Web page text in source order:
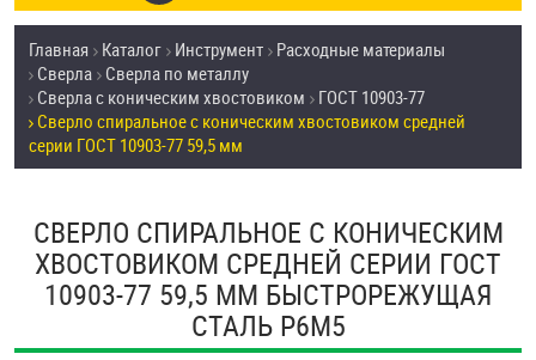
УСЛУГИ
СКИДКИ
ОПТ
ОПЛАТА И ДОСТАВКА
НАШИ МАГАЗИНЫ
Товары со скидкой
Анкеры
Антивандальный крепёж, инструмент
Болты и винты
Втулки
Главная Каталог Инструмент Расходные материалы
Сверла Сверла по металлу
Сверла с коническим хвостовиком
ГОСТ 10903-77
Сверло спиральное с коническим хвостовиком средней
серии ГОСТ 10903-77 59,5 мм
СВЕРЛО СПИРАЛЬНОЕ С КОНИЧЕСКИМ
ХВОСТОВИКОМ СРЕДНЕЙ СЕРИИ ГОСТ
10903-77 59,5 ММ БЫСТРОРЕЖУЩАЯ
СТАЛЬ Р6М5